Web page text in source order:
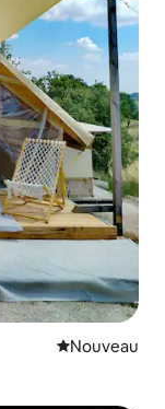
Nouvel
Nouveau